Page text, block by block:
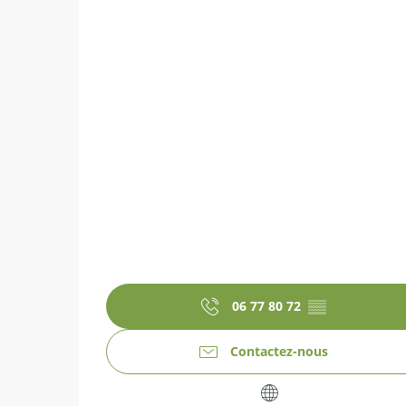
06 77 80 72 ▒▒
Contactez-nous